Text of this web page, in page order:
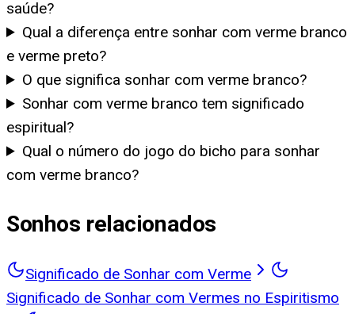
saúde?
Qual a diferença entre sonhar com verme branco
e verme preto?
O que significa sonhar com verme branco?
Sonhar com verme branco tem significado
espiritual?
Qual o número do jogo do bicho para sonhar
com verme branco?
Sonhos relacionados
Significado de Sonhar com Verme
Significado de Sonhar com Vermes no Espiritismo